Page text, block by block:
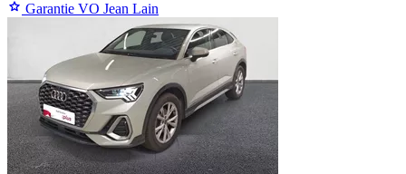
Garantie VO Jean Lain